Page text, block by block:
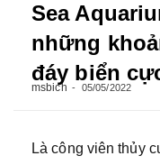
Sea
những
đáy biển
msbich 05/05/2022
Là công viên thủy